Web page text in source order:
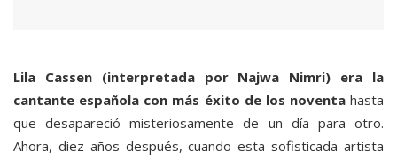
Lila Cassen (interpretada por Najwa Nimri) era la
cantante española con más éxito de los noventahasta
que desapareció misteriosamente de un día para otro.
Ahora, diez años después, cuando esta sofisticada artista